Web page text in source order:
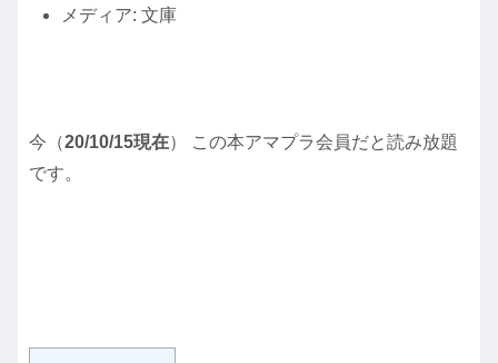
メディア: 文庫
今（20/10/15現在） この本アマプラ会員だと読み放題
です。